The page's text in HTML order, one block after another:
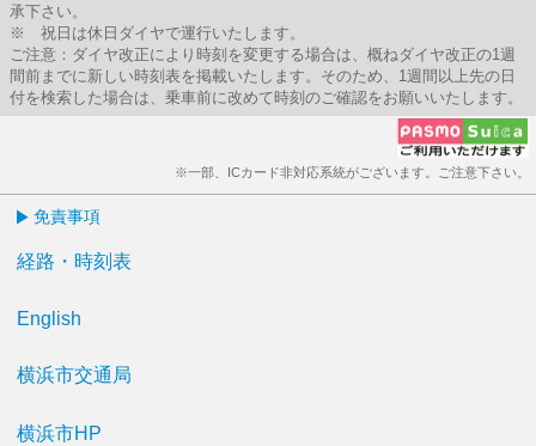
承下さい。
※ 祝日は休日ダイヤで運行いたします。
ご注意：ダイヤ改正により時刻を変更する場合は、概ねダイヤ改正の1週
間前までに新しい時刻表を掲載いたします。そのため、1週間以上先の日
付を検索した場合は、乗車前に改めて時刻のご確認をお願いいたします。
※一部、ICカード非対応系統がございます。ご注意下さい。
免責事項
経路・時刻表
English
横浜市交通局
横浜市HP